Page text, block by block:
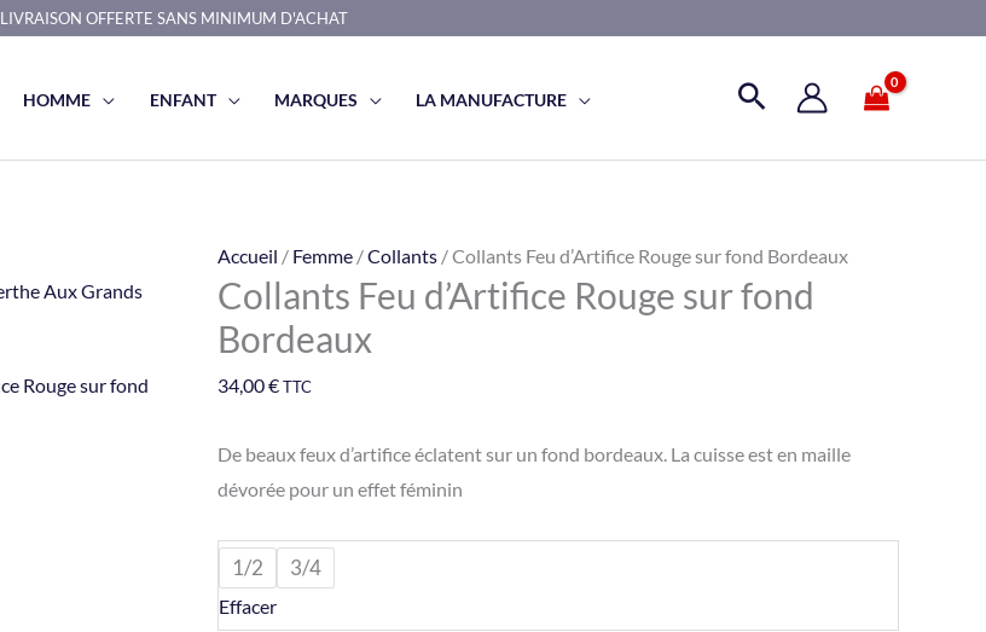
LIVRAISON OFFERTE SANS MINIMUM D'ACHAT
HOMME ENFANT MARQUES LA MANUFACTURE
Accueil / Femme /Collants / Collants Feu d’Artifice Rouge sur fond Bordeaux
Collants Feu d’Artifice Rouge sur fond
Bordeaux
34,00€TTC
De beaux feux d’artifice éclatent sur un fond bordeaux. La cuisse est en maille
dévorée pour un effet féminin
1/2 3/4
Effacer
quantité
de
Collants
Feu
d'Artifice
sur
fond
Bordeaux